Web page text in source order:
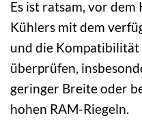
Es ist ratsam, vor dem
Kühlers mit dem
und die
überprüfen,
geringer Breite oder
hohen RAM-Riegeln.